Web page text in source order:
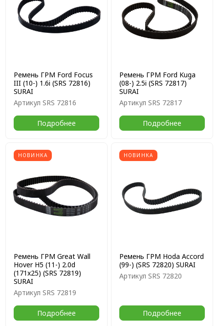
Ремень ГРМ Ford Focus
III (10-) 1.6i (SRS 72816)
SURAI
Артикул SRS 72816
Подробнее
Ремень ГРМ Ford Kuga
(08-) 2.5i (SRS 72817)
SURAI
Артикул SRS 72817
Подробнее
НОВИНКА
Ремень ГРМ Great Wall
Hover H5 (11-) 2.0d
(171x25) (SRS 72819)
SURAI
Артикул SRS 72819
Подробнее
НОВИНКА
Ремень ГРМ Hoda Accord
(99-) (SRS 72820) SURAI
Артикул SRS 72820
Подробнее